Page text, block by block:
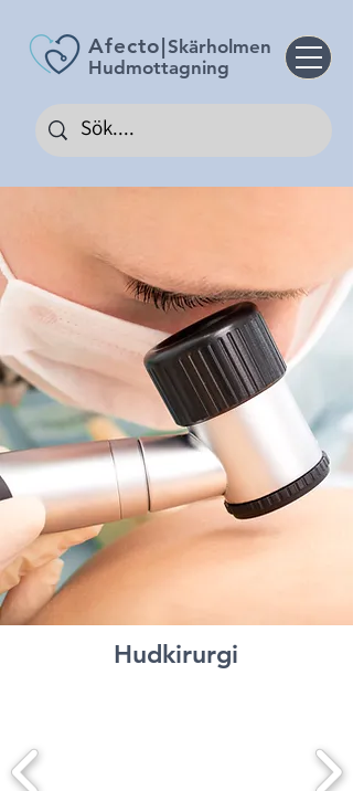
Afecto|Skärholmen
Hudmottagning
Hudkirurgi